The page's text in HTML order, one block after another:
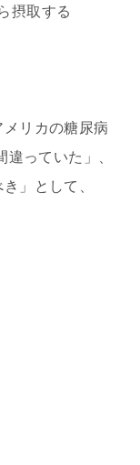
摂取する
リカの糖尿病
っていた」、
」として、